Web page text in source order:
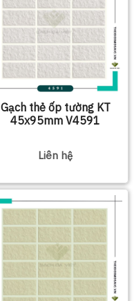
Gạch thẻ ốp tường KT
45x95mm V4591
Liên hệ